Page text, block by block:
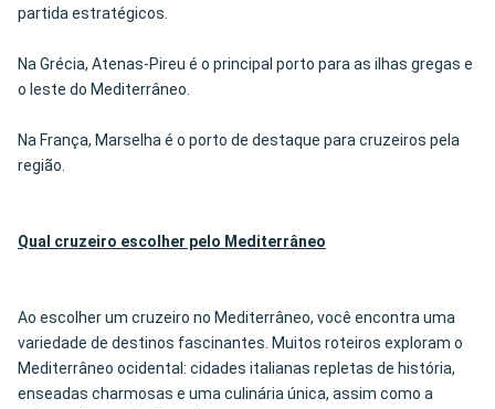
partida estratégicos.
Na Grécia, Atenas-Pireu é o principal porto para as ilhas gregas e
o leste do Mediterrâneo.
Na França, Marselha é o porto de destaque para cruzeiros pela
região.
Qual cruzeiro escolher pelo Mediterrâneo
Ao escolher um cruzeiro no Mediterrâneo, você encontra uma
variedade de destinos fascinantes. Muitos roteiros exploram o
Mediterrâneo ocidental: cidades italianas repletas de história,
enseadas charmosas e uma culinária única, assim como a